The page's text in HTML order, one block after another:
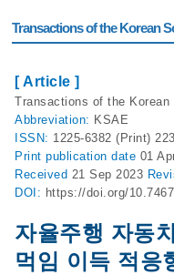
Transactions of the Korean
[ Article ]
Transactions of the
Abbreviation: KSAE
ISSN: 1225-6382 (Print)
Print publication date 01
Received 21 Sep 2023
DOI: https://doi.org/
자율주행 자동
먹임 이득 적응